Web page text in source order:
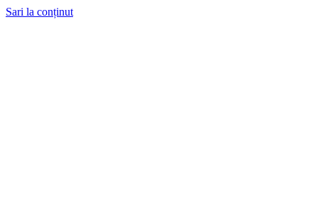
Sari la conținut